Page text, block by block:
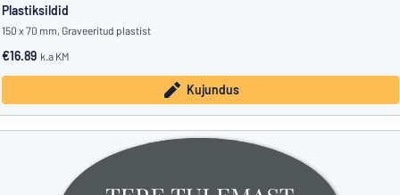
Plastiksildid
150 x 70 mm, Graveeritud plastist
€16.89 k.a KM
Kujundus